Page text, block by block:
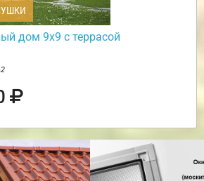
дом 9х9 с террасой
2